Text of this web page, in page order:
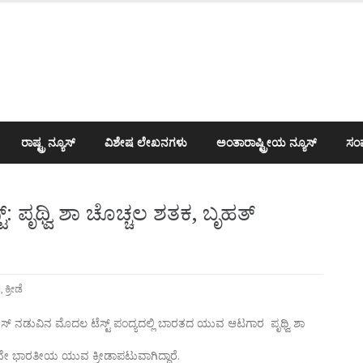
ರಾಷ್ಟ್ರ ನ್ಯೂಸ್ ವಿಶೇಷ ಲೇಖನಗಳು ಅಂತಾರಾಷ್ಟ್ರೀಯ ನ್ಯೂಸ್
ಶಾ ಚೊಚ್ಚಲ ಶತಕ, ಬೃಹತ್
,ಕ್ರೀಡೆ
ನಡುವಿನ ಮೊದಲ ಟೆಸ್ಟ್ ಪಂದ್ಯದಲ್ಲಿ ಬಾರತದ ಯುವ ಆಟಗಾರ ಪೃಥ್ವಿ ಶಾ
ಭಾರತೀಯ ಯುವ ಕ್ರೀಡಾಪಟುವಾಗಿದ್ದಾರೆ.